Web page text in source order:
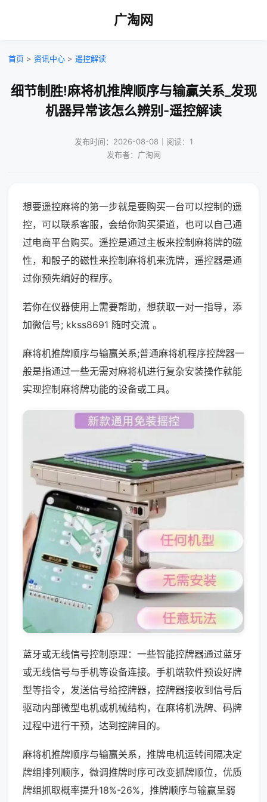
广淘网
首页 > 资讯中心 > 遥控解读
细节制胜!麻将机推牌顺序与输赢关系_发现
机器异常该怎么辨别-遥控解读
发布时间：2026-08-08｜阅读：1
发布者：广淘网
想要遥控麻将的第一步就是要购买一台可以控制的遥
控，可以联系客服，会给你购买渠道，也可以自己通
过电商平台购买。遥控是通过主板来控制麻将牌的磁
性，和骰子的磁性来控制麻将机来洗牌，遥控器是通
过你预先编好的程序。
若你在仪器使用上需要帮助，想获取一对一指导，添
加微信号; kkss8691 随时交流 。
麻将机推牌顺序与输赢关系;普通麻将机程序控牌器一
般是指通过一些无需对麻将机进行复杂安装操作就能
实现控制麻将牌功能的设备或工具。
蓝牙或无线信号控制原理：一些智能控牌器通过蓝牙
或无线信号与手机等设备连接。手机端软件预设好牌
型等指令，发送信号给控牌器，控牌器接收到信号后
驱动内部微型电机或机械结构，在麻将机洗牌、码牌
过程中进行干预，达到控牌目的。
麻将机推牌顺序与输赢关系，推牌电机运转间隔决定
牌组排列顺序，微调推牌时序可改变抓牌顺位，优质
牌组抓取概率提升18%-26%，推牌顺序与输赢呈弱